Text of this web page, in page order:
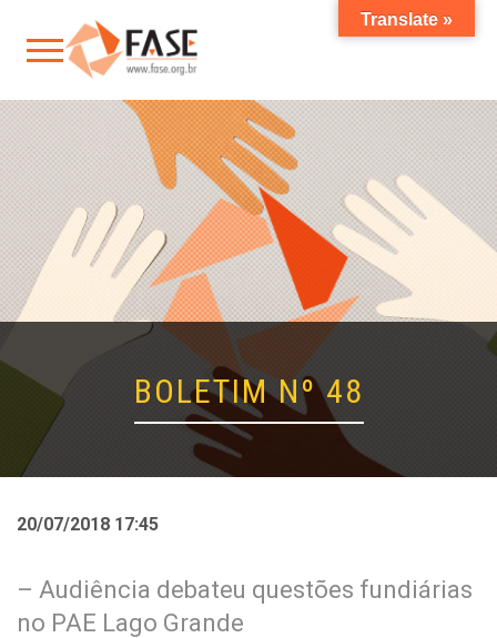
BOLETIM Nº 48
20/07/2018 17:45
– Audiência debateu questões fundiárias
no PAE Lago Grande
Translate »